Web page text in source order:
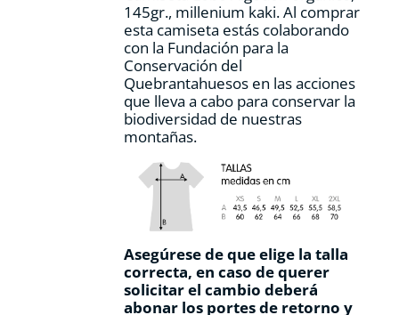
de
producto
145gr., millenium kaki. Al comprar
esta camiseta estás colaborando
con la Fundación para la
Conservación del
Quebrantahuesos en las acciones
que lleva a cabo para conservar la
biodiversidad de nuestras
montañas.
Asegúrese de que elige la talla
correcta, en caso de querer
solicitar el cambio deberá
abonar los portes de retorno y